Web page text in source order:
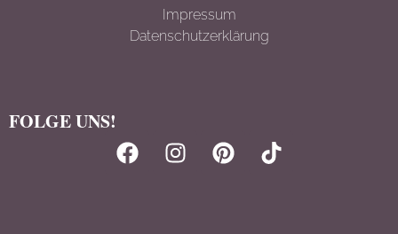
Impressum
Datenschutzerklärung
FOLGE UNS!